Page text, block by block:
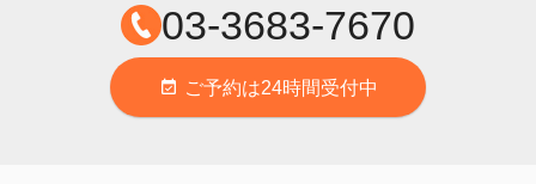
03-3683-7670
event_available ご予約は24時間受付中